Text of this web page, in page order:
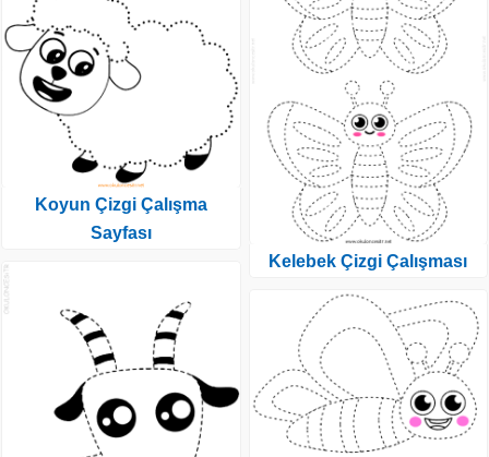
Koyun Çizgi Çalışma
Sayfası
Kelebek Çizgi Çalışması